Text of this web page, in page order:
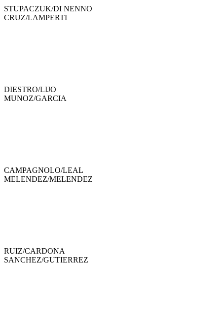
STUPACZUK/DI NENNO
CRUZ/LAMPERTI
DIESTRO/LIJO
MUNOZ/GARCIA
CAMPAGNOLO/LEAL
MELENDEZ/MELENDEZ
RUIZ/CARDONA
SANCHEZ/GUTIERREZ